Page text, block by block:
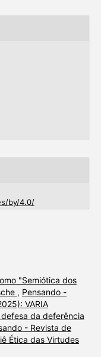
by/4.0/
"Semiótica dos
, Pensando -
VARIA
da deferência
- Revista de
Ética das Virtudes